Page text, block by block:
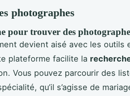
photographes
pour trouver des
devient aisé avec les outils
plateforme facilite la
Vous pouvez parcourir des
qu’il s’agisse de